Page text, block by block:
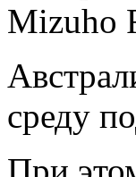
Mizuho
среду